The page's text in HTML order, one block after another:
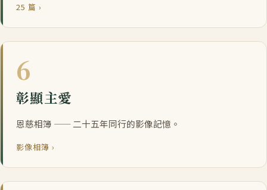
25 篇 ›
6
彰顯主愛
恩慈相簿 —— 二十五年同行的影像記憶。
影像相簿 ›